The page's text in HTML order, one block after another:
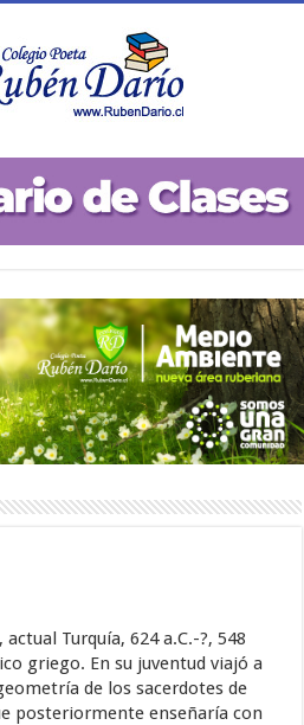
Turquía, 624 a.C.-?, 548
griego. En su juventud viajó a
de los sacerdotes de
posteriormente enseñaría con